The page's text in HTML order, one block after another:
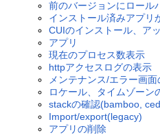
前のバージョンにロール
インストール済みアプリ
CUIのインストール、ア
アプリ
現在のプロセス数表示
httpアクセスログの表示
メンテナンス/エラー画
ロケール、タイムゾーン
stackの確認(bamboo,
Import/export(legacy)
アプリの削除